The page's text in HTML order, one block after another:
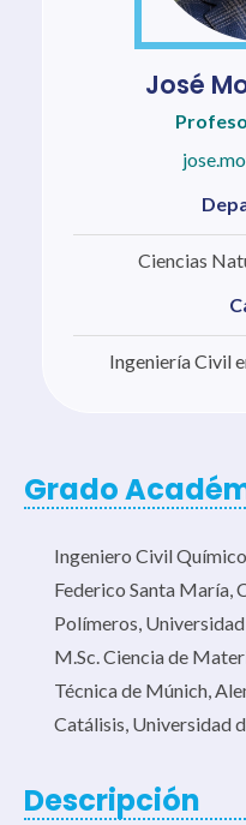
José
Ciencias
Ingeniería Civil
Grado
Ingeniero Civil
Federico Santa María,
Polímeros,
M.Sc. Ciencia de
Técnica de Múnich,
Catálisis, Universidad
Descripción